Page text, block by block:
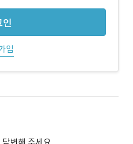
인
입